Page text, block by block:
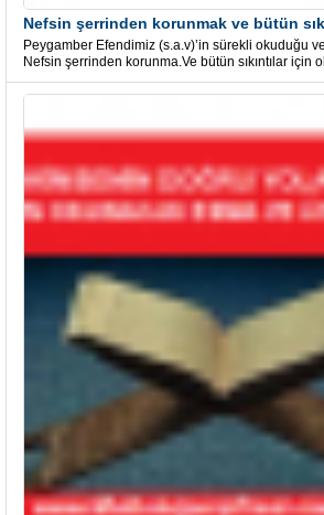
Peygamber Efendimiz (s.a.v)’in sürekli okuduğu
Nefsin şerrinden korunma.Ve bütün sıkıntılar için